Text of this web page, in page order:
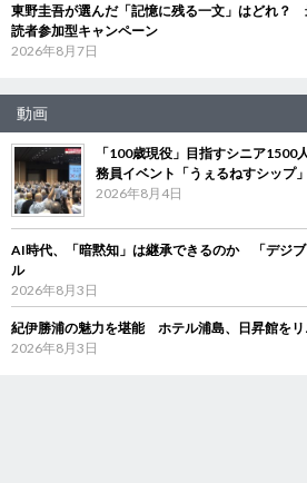
東野圭吾が選んだ「記憶に残る一文」はどれ？
読者参加型キャンペーン
2026年8月7日
動画
「100歳現役」目指すシニア
務員イベント「うぇるねすシップ」
2026年8月4日
AI時代、「暗黙知」は継承できるのか 「デジ
ル
2026年8月3日
紀伊勝浦の魅力を堪能 ホテル浦島、日昇館をリ
2026年8月3日